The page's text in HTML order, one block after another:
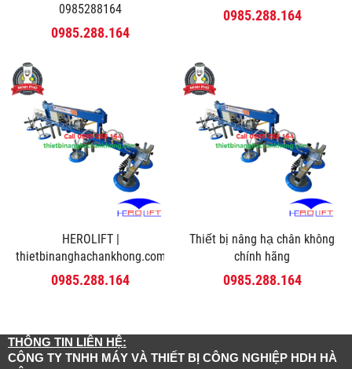
0985288164
0985.288.164
0985.288.164
HEROLIFT |
thietbinanghachankhong.com
0985.288.164
Thiết bị nâng hạ chân không
chính hãng
0985.288.164
THÔNG TIN LIÊN HỆ:
CÔNG TY TNHH MÁY VÀ THIẾT BỊ CÔNG NGHIỆP HDH HÀ